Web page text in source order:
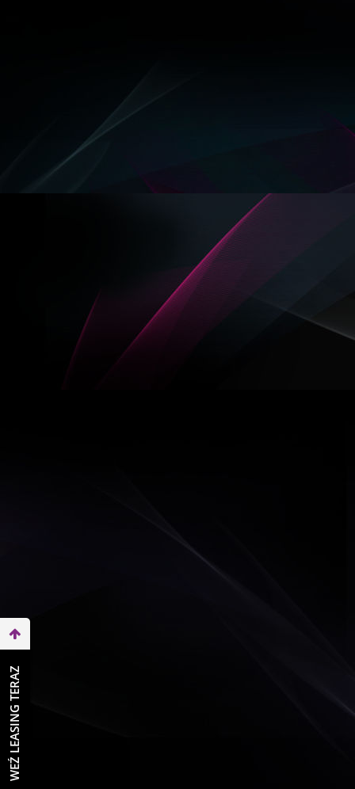
WEŹ LEASING TERAZ